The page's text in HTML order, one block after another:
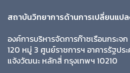
สถาบันวิทยาการด้านการเปลี่ยนแป
องค์การบริหารจัดการก๊าซเรือนกระจ
120 หมู่ 3 ศูนย์ราชการฯ อาคารรัฐป
แจ้งวัฒนะ หลักสี่ กรุงเทพฯ 10210